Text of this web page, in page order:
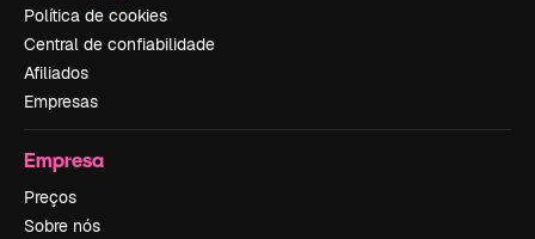
Política de cookies
Central de confiabilidade
Afiliados
Empresas
Empresa
Preços
Sobre nós